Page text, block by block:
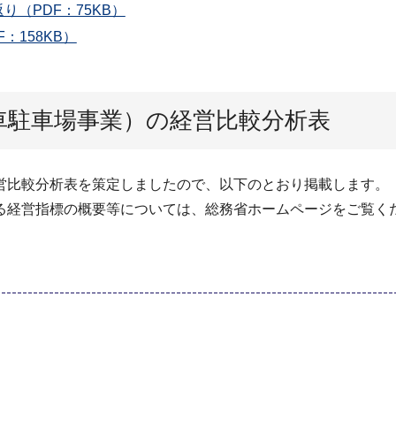
（PDF：75KB）
158KB）
車場事業）の経営比較分析表
較分析表を策定しましたので、以下のとおり掲載します。
営指標の概要等については、総務省ホームページをご覧く